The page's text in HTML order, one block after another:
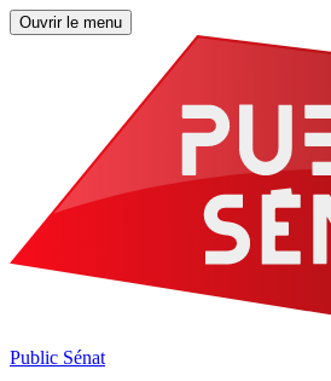
Ouvrir le menu
Public Sénat